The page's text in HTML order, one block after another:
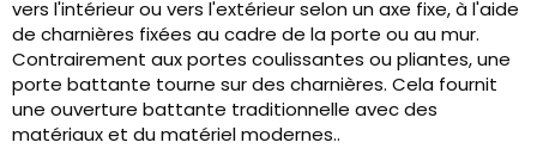
vers l'intérieur ou vers l'extérieur selon un axe fixe, à l'aide
de charnières fixées au cadre de la porte ou au mur.
Contrairement aux portes coulissantes ou pliantes, une
porte battante tourne sur des charnières. Cela fournit
une ouverture battante traditionnelle avec des
matériaux et du matériel modernes..